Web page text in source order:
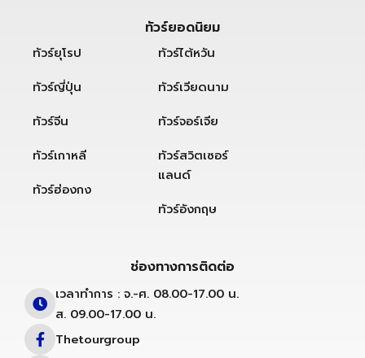
ทัวร์ยอดนิยม
ทัวร์ยุโรป
ทัวร์ญี่ปุ่น
ทัวร์จีน
ทัวร์เกาหลี
ทัวร์ฮ่องกง
ทัวร์ไต้หวัน
ทัวร์เวียดนาม
ทัวร์จอร์เจีย
ทัวร์สวิตเซอร์
แลนด์
ทัวร์อังกฤษ
ช่องทางการติดต่อ
เวลาทำการ : จ.-ศ. 08.00-17.00 น.
ส. 09.00-17.00 น.
Thetourgroup